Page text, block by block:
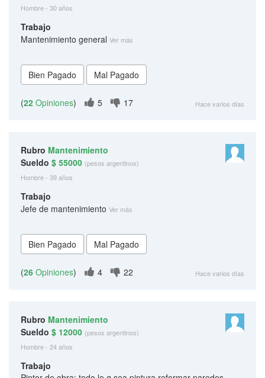
Hombre - 30 años
Trabajo
Mantenimiento general Ver más
(22 Opiniones) 5 17 Hace varios días
Rubro Mantenimiento
Sueldo $ 55000 (pesos argentinos)
Hombre - 39 años
Trabajo
Jefe de mantenimiento Ver más
(26 Opiniones) 4 22 Hace varios días
Rubro Mantenimiento
Sueldo $ 12000 (pesos argentinos)
Hombre - 24 años
Trabajo